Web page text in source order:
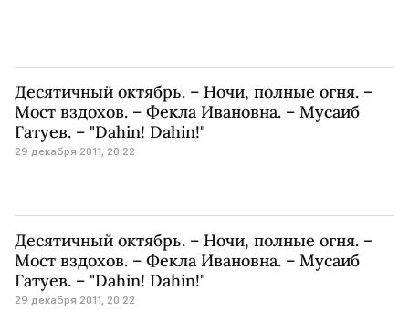
Десятичный октябрь. – Ночи, полные огня. –
Мост вздохов. – Фекла Ивановна. – Мусаиб
Гатуев. – "Dahin! Dahin!"
29 декабря 2011, 20:22
Десятичный октябрь. – Ночи, полные огня. –
Мост вздохов. – Фекла Ивановна. – Мусаиб
Гатуев. – "Dahin! Dahin!"
29 декабря 2011, 20:22